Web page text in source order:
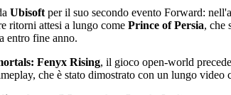
Ubisoft per il suo secondo evento Forward:
ritorni attesi a lungo come Prince of Persia, che
entro fine anno.
Fenyx Rising, il gioco open-world
che è stato dimostrato con un lungo video